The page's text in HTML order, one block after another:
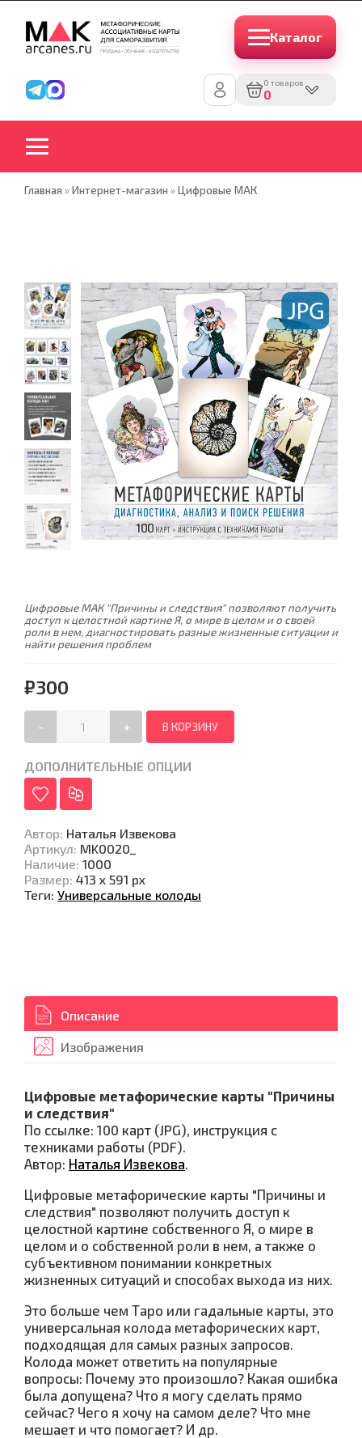
Каталог
0 товаров
0
Главная »Интернет-магазин »Цифровые МАК
Цифровые МАК "Причины и следствия" позволяют получить
доступ к целостной картине Я, о мире в целом и о своей
роли в нем, диагностировать разные жизненные ситуации и
найти решения проблем
₽300
- +
ДОПОЛНИТЕЛЬНЫЕ ОПЦИИ
Автор: Наталья Извекова
Артикул: MK0020_
Наличие: 1000
Размер: 413 х 591 px
Теги: Универсальные колоды
Описание
Изображения
Цифровые метафорические карты "Причины
и следствия"
По ссылке: 100 карт (JPG), инструкция с
техниками работы (PDF).
Автор: Наталья Извекова.
Цифровые метафорические карты "Причины и
следствия" позволяют получить доступ к
целостной картине собственного Я, о мире в
целом и о собственной роли в нем, а также о
субъективном понимании конкретных
жизненных ситуаций и способах выхода из них.
Это больше чем Таро или гадальные карты, это
универсальная колода метафорических карт,
подходящая для самых разных запросов.
Колода может ответить на популярные
вопросы: Почему это произошло? Какая ошибка
была допущена? Что я могу сделать прямо
сейчас? Чего я хочу на самом деле? Что мне
мешает и что помогает? И др.